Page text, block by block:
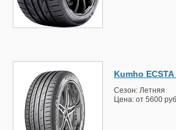
Kumho ECSTA
Сезон: Летняя
Цена: от 5600 руб.